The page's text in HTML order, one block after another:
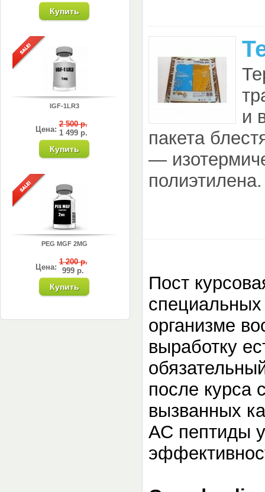
IGF-1LR3
Цена:
2 500 р.
1 499 р.
PEG MGF 2MG
Цена:
1 200 р.
999 р.
и
пакета
—
Пост
организме
выработку
после курса
вызванных
АС пептиды